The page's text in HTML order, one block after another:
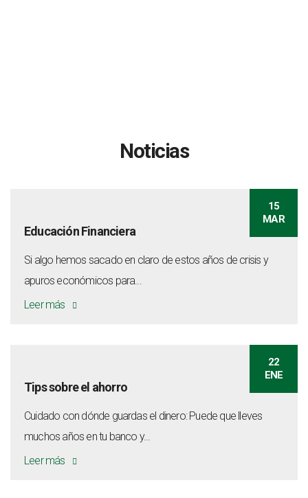
Noticias
15
MAR
Educación Financiera
Si algo hemos sacado en claro de estos años de crisis y
apuros económicos para...
Leer más
22
ENE
Tips sobre el ahorro
Cuidado con dónde guardas el dinero: Puede que lleves
muchos años en tu banco y...
Leer más